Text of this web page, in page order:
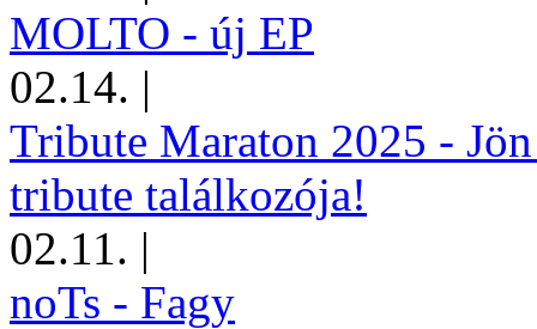
MOLTO - új EP
02.14. |
Tribute Maraton 2025 -
tribute találkozója!
02.11. |
noTs - Fagy